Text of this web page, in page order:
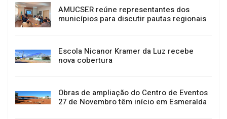
AMUCSER reúne representantes dos
municípios para discutir pautas regionais
Escola Nicanor Kramer da Luz recebe
nova cobertura
Obras de ampliação do Centro de Eventos
27 de Novembro têm início em Esmeralda